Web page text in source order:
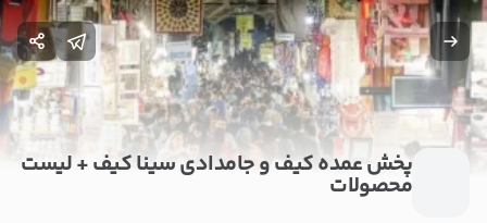
پخش عمده کیف و جامدادی سینا کیف + لیست
محصولات